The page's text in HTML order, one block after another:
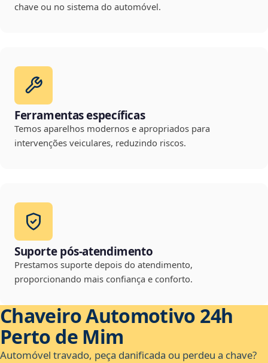
chave ou no sistema do automóvel.
Ferramentas específicas
Temos aparelhos modernos e apropriados para
intervenções veiculares, reduzindo riscos.
Suporte pós-atendimento
Prestamos suporte depois do atendimento,
proporcionando mais confiança e conforto.
Chaveiro Automotivo 24h
Perto de Mim
Automóvel travado, peça danificada ou perdeu a chave?